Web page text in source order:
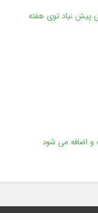
پیش نیاد توی هفته
و اضافه می شود